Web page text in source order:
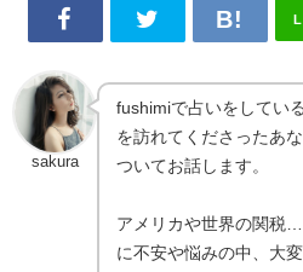
sakura
fushimiで占いをしてい
を訪れてくださったあ
ついてお話します。
アメリカや世界の関税
に不安や悩みの中、大